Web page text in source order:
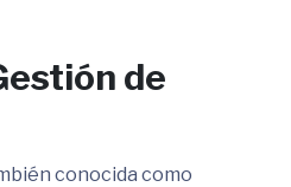
de
conocida como